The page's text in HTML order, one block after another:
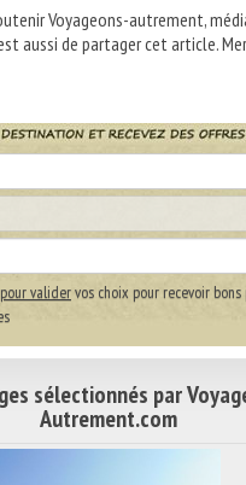
Voyageons-autrement,
aussi de partager cet article.
validervos choix pour recevoir
sélectionnés par
Autrement.com